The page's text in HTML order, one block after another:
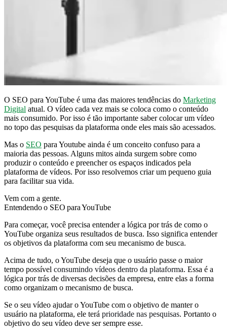
O SEO para YouTube é uma das maiores tendências do Marketing
Digital atual. O vídeo cada vez mais se coloca como o conteúdo
mais consumido. Por isso é tão importante saber colocar um vídeo
no topo das pesquisas da plataforma onde eles mais são acessados.
Mas o SEO para Youtube ainda é um conceito confuso para a
maioria das pessoas. Alguns mitos ainda surgem sobre como
produzir o conteúdo e preencher os espaços indicados pela
plataforma de vídeos. Por isso resolvemos criar um pequeno guia
para facilitar sua vida.
Vem com a gente.
Entendendo o SEO para YouTube
Para começar, você precisa entender a lógica por trás de como o
YouTube organiza seus resultados de busca. Isso significa entender
os objetivos da plataforma com seu mecanismo de busca.
Acima de tudo, o YouTube deseja que o usuário passe o maior
tempo possível consumindo vídeos dentro da plataforma. Essa é a
lógica por trás de diversas decisões da empresa, entre elas a forma
como organizam o mecanismo de busca.
Se o seu vídeo ajudar o YouTube com o objetivo de manter o
usuário na plataforma, ele terá prioridade nas pesquisas. Portanto o
objetivo do seu vídeo deve ser sempre esse.